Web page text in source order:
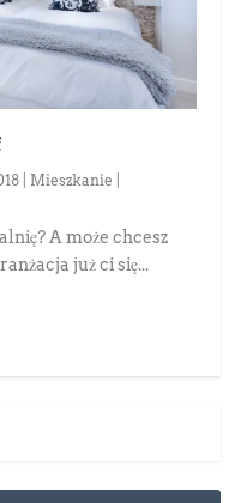
Mieszkanie
A może chcesz
już ci się...